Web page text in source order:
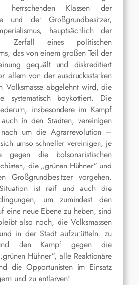
herrschenden Klassen der
und der Großgrundbesitzer,
hauptsächlich der
Zerfall eines politischen
das von einem großen Teil der
gequält und diskreditiert
allem von der ausdrucksstarken
Volksmasse abgelehnt wird, die
systematisch boykottiert. Die
insbesondere im Kampf
in den Städten, vereinigen
um die Agrarrevolution –
umso schneller vereinigen, je
gegen die bolsonaristischen
die „grünen Hühner“ und
Großgrundbesitzer vorgehen.
ist reif und auch die
um zumindest den
eine neue Ebene zu heben, sind
also noch, die Volksmassen
in der Stadt aufzurütteln, zu
den Kampf gegen die
Hühner“, alle Reaktionäre
die Opportunisten im Einsatz
und zu entlarven!